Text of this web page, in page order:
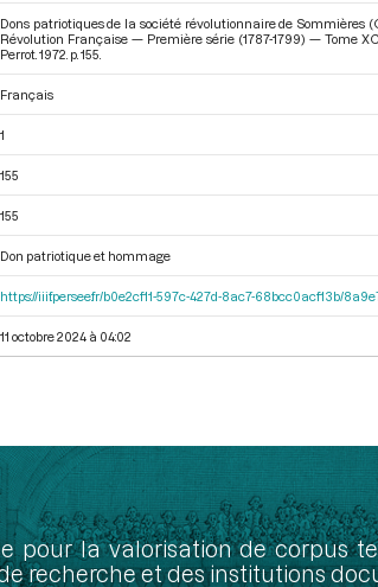
Dons patriotiques de la société révolutionnaire de Sommières
Révolution Française — Première série (1787-1799) — Tome
Perrot. 1972. p. 155.
Français
1
155
155
Don patriotique et hommage
https://iiif.persee.fr/b0e2cf11-597c-427d-8ac7-68bcc0acf13b/
11 octobre 2024 à 04:02
pour la valorisation de corpus
recherche et des institutions